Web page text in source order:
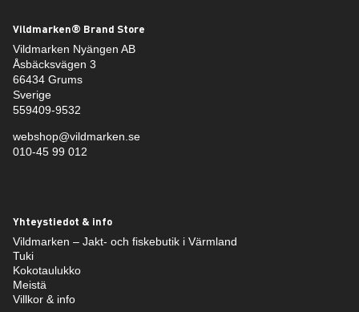
Vildmarken® Brand Store
Vildmarken Nyängen AB
Åsbäcksvägen 3
66434 Grums
Sverige
559409-9532
webshop@vildmarken.se
010-45 99 012
Yhteystiedot & info
Vildmarken – Jakt- och fiskebutik i Värmland
Tuki
Kokotaulukko
Meistä
Villkor & info